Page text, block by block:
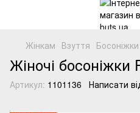
Жінкам Взуття Босоніжки
Жіночі босоніжки
Артикул: 1101136 Написати